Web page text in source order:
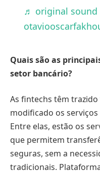
♬ original sound
Quais são as
setor bancário?
As fintechs têm
modificado os
Entre elas, estão os
que permitem
seguras, sem a
tradicionais.